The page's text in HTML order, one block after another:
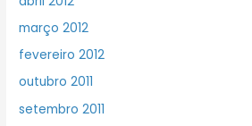
março 2012
fevereiro 2012
outubro 2011
setembro 2011